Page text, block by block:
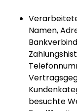
Namen,
besuchte